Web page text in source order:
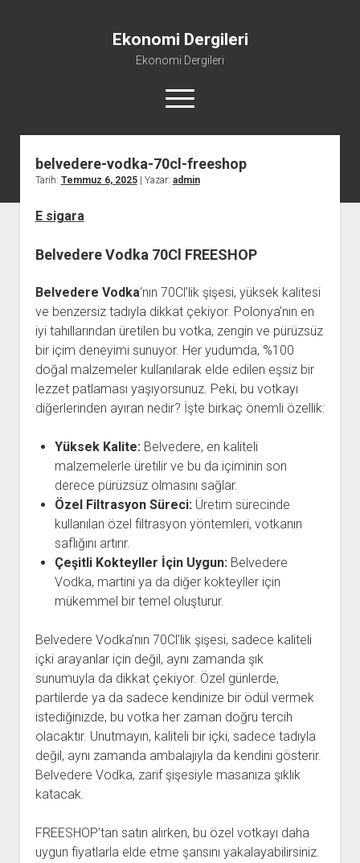
Ekonomi Dergileri
Ekonomi Dergileri
menüyü
aç
belvedere-vodka-70cl-freeshop
Tarih: Temmuz 6, 2025| Yazar: admin
E sigara
Belvedere Vodka 70Cl FREESHOP
Belvedere Vodka‘nın 70Cl’lik şişesi, yüksek kalitesi
ve benzersiz tadıyla dikkat çekiyor. Polonya’nın en
iyi tahıllarından üretilen bu votka, zengin ve pürüzsüz
bir içim deneyimi sunuyor. Her yudumda, %100
doğal malzemeler kullanılarak elde edilen eşsiz bir
lezzet patlaması yaşıyorsunuz. Peki, bu votkayı
diğerlerinden ayıran nedir? İşte birkaç önemli özellik:
Yüksek Kalite:Belvedere, en kaliteli
malzemelerle üretilir ve bu da içiminin son
derece pürüzsüz olmasını sağlar.
Özel Filtrasyon Süreci:Üretim sürecinde
kullanılan özel filtrasyon yöntemleri, votkanın
saflığını artırır.
Çeşitli Kokteyller İçin Uygun:Belvedere
Vodka, martini ya da diğer kokteyller için
mükemmel bir temel oluşturur.
Belvedere Vodka’nın 70Cl’lik şişesi, sadece kaliteli
içki arayanlar için değil, aynı zamanda şık
sunumuyla da dikkat çekiyor. Özel günlerde,
partilerde ya da sadece kendinize bir ödül vermek
istediğinizde, bu votka her zaman doğru tercih
olacaktır. Unutmayın, kaliteli bir içki, sadece tadıyla
değil, aynı zamanda ambalajıyla da kendini gösterir.
Belvedere Vodka, zarif şişesiyle masanıza şıklık
katacak.
FREESHOP’tan satın alırken, bu özel votkayı daha
uygun fiyatlarla elde etme şansını yakalayabilirsiniz.